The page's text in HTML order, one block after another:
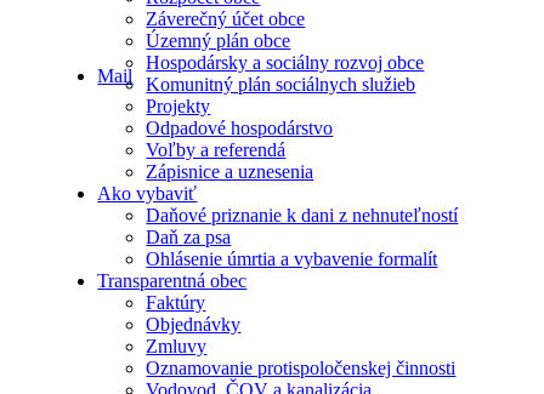
Mail
Záverečný účet obce
Územný plán obce
Hospodársky a sociálny rozvoj obce
Komunitný plán sociálnych služieb
Projekty
Odpadové hospodárstvo
Voľby a referendá
Zápisnice a uznesenia
Ako vybaviť
Daňové priznanie k dani z nehnuteľností
Daň za psa
Ohlásenie úmrtia a vybavenie formalít
Transparentná obec
Faktúry
Objednávky
Zmluvy
Oznamovanie protispoločenskej činnosti
Vodovod, ČOV a kanalizácia